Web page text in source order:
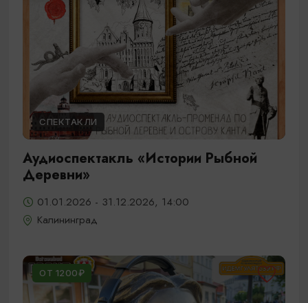
СПЕКТАКЛИ
Аудиоспектакль «Истории Рыбной
Деревни»
01.01.2026 - 31.12.2026, 14:00
Калининград
ОТ 1200₽